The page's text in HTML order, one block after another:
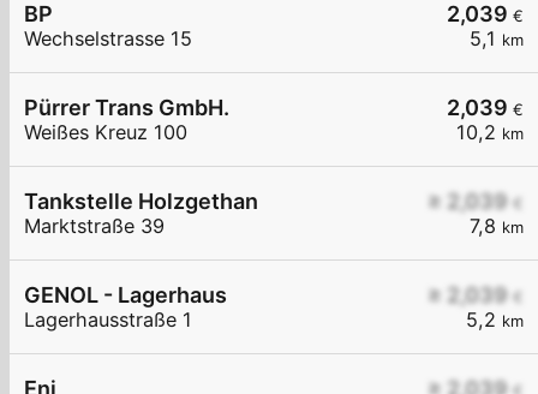
2,039 €
5,1 km
BP
Wechselstrasse 15
2,039 €
10,2 km
Pürrer Trans GmbH.
Weißes Kreuz 100
≥ 2,039 €
7,8 km
Tankstelle Holzgethan
Marktstraße 39
≥ 2,039 €
5,2 km
GENOL - Lagerhaus
Lagerhausstraße 1
≥ 2,039
Eni